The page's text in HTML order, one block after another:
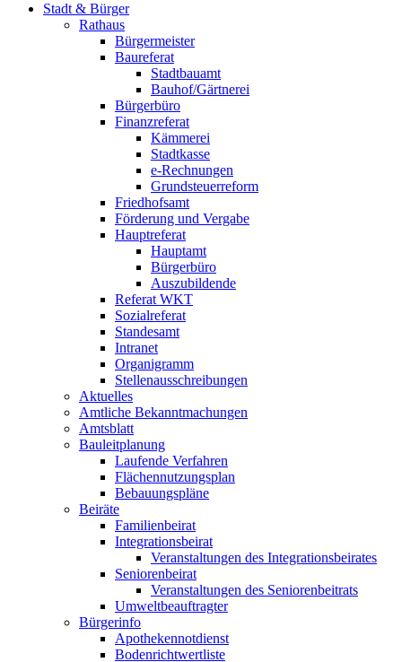
Stadt & Bürger
Rathaus
Bürgermeister
Baureferat
Stadtbauamt
Bauhof/Gärtnerei
Bürgerbüro
Finanzreferat
Kämmerei
Stadtkasse
e-Rechnungen
Grundsteuerreform
Friedhofsamt
Förderung und Vergabe
Hauptreferat
Hauptamt
Bürgerbüro
Auszubildende
Referat WKT
Sozialreferat
Standesamt
Intranet
Organigramm
Stellenausschreibungen
Aktuelles
Amtliche Bekanntmachungen
Amtsblatt
Bauleitplanung
Laufende Verfahren
Flächennutzungsplan
Bebauungspläne
Beiräte
Familienbeirat
Integrationsbeirat
Veranstaltungen des Integrationsbeirates
Seniorenbeirat
Veranstaltungen des Seniorenbeitrats
Umweltbeauftragter
Bürgerinfo
Apothekennotdienst
Bodenrichtwertliste